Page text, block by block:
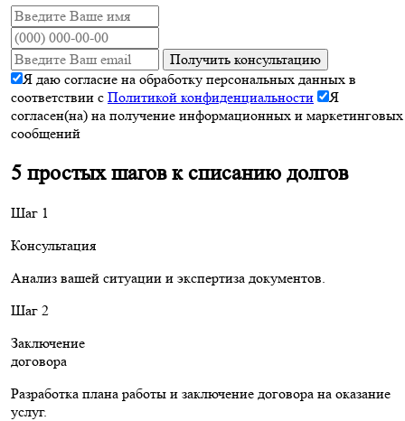
Получить консультацию
Я даю согласие на обработку персональных данных в
соответствии с Политикой конфиденциальности
Я
согласен(на) на получение информационных и маркетинговых
сообщений
5 простых шагов к списанию долгов
Шаг 1
Консультация
Анализ вашей ситуации и экспертиза документов.
Шаг 2
Заключение
договора
Разработка плана работы и заключение договора на оказание
услуг.